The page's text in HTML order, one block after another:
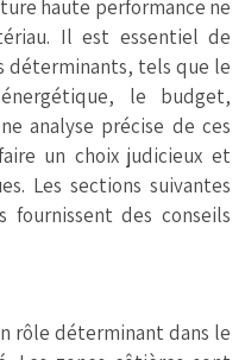
haute performance ne
Il est essentiel de
déterminants, tels que le
le budget,
analyse précise de ces
un choix judicieux et
Les sections suivantes
des conseils
rôle déterminant dans le